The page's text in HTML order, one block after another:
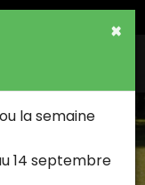
×
la semaine
14 septembre